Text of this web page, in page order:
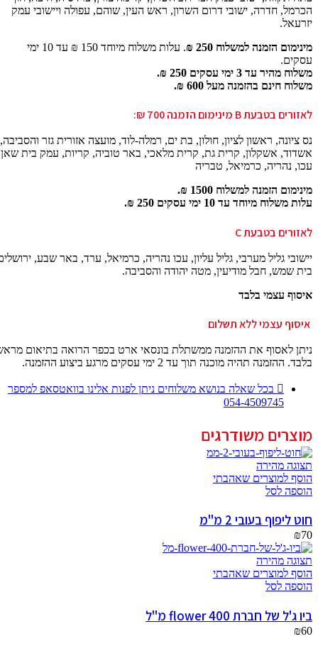
הכרמל, חדרה, ישובי דרום השרון, ראש העין, שוהם, עפולה ויישובי עמק
יזרעאל.
מינימום הזמנה למשלוח 250 ₪
. עלות משלוח מיוחד 150 ₪ עד 10 ימי
עסקים.
משלוח מהיר עד 3 ימי עסקים 250 ₪.
משלוח חינם בהזמנה מעל 600 ₪.
לאזורים בטבעת B מינימום הזמנה 700 ₪:
נס ציונה, ראשון לציון, חולון, בת ים, רמלה-לוד, מועצה אזורית גזר והסביבה,
אשדוד, אשקלון, קרית גת, קרית מלאכי, באר טוביה, קריות, עמק בית
עכו, נהריה, כרמיאל, טבריה
מינימום הזמנה למשלוח 1500 ₪.
עלות משלוח מיוחד עד 10 ימי עסקים 250 ₪.
לאזורים בטבעת C
יישובי גליל מערבי, גליל עליון, עכו נהריה, כרמיאל, ערד, באר שבע,
בית שמש, חבל מודיעין, מטה יהודה והסביבה.
איסוף עצמי בלבד
איסוף עצמי ללא תשלום
ניתן לאסוף את ההזמנה ממשתלת בונסאי ארט בכפר הרואה בתיאום
בלבד. ההזמנה תהיה מוכנה תוך עד 2 ימי עסקים מרגע ביצוע ההזמנה.
בכל שאלה בנושא משלוחים ניתן לפנות אלינו בוואטסאפ למספר
054-4509745
מוצרים משודרגים
תצוגה מהירה
הוסף למוצרים שאהבתי
הוספה לסל
חוט ליפוף בעובי 2 מ"מ
₪70
תצוגה מהירה
הוסף למוצרים שאהבתי
הוספה לסל
ביו ג'ל של חברת flower 400 מ"ל
₪60